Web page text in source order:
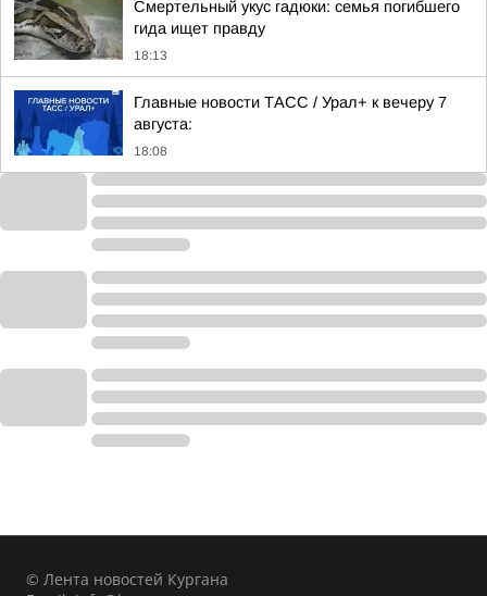
Смертельный укус гадюки: семья погибшего
гида ищет правду
18:13
Главные новости ТАСС / Урал+ к вечеру 7
августа:
18:08
© Лента новостей Кургана